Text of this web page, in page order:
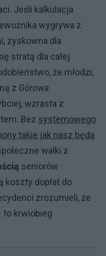
Jeśli kalkulacja
wygrywa z
zyskowna dla
stratą dla całej
że młodzi,
z Górowa
wzrasta z
Bez systemowego
takie jak nasz będą
walki z
seniorów
koszty dopłat do
zrozumieli, że
to krwiobieg